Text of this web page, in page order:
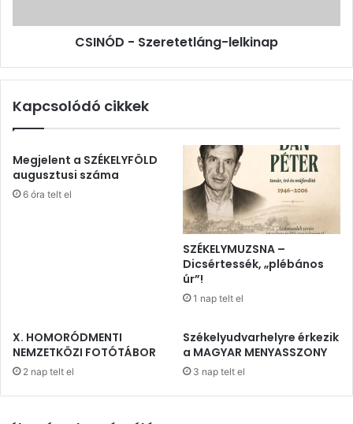
CSINÓD - Szeretetláng-lelkinap
Kapcsolódó cikkek
Megjelent a SZÉKELYFÖLD
augusztusi száma
6 óra telt el
SZÉKELYMUZSNA –
Dicsértessék, „plébános
úr”!
1 nap telt el
X. HOMORÓDMENTI
NEMZETKÖZI FOTÓTÁBOR
2 nap telt el
Székelyudvarhelyre érkezik
a MAGYAR MENYASSZONY
3 nap telt el